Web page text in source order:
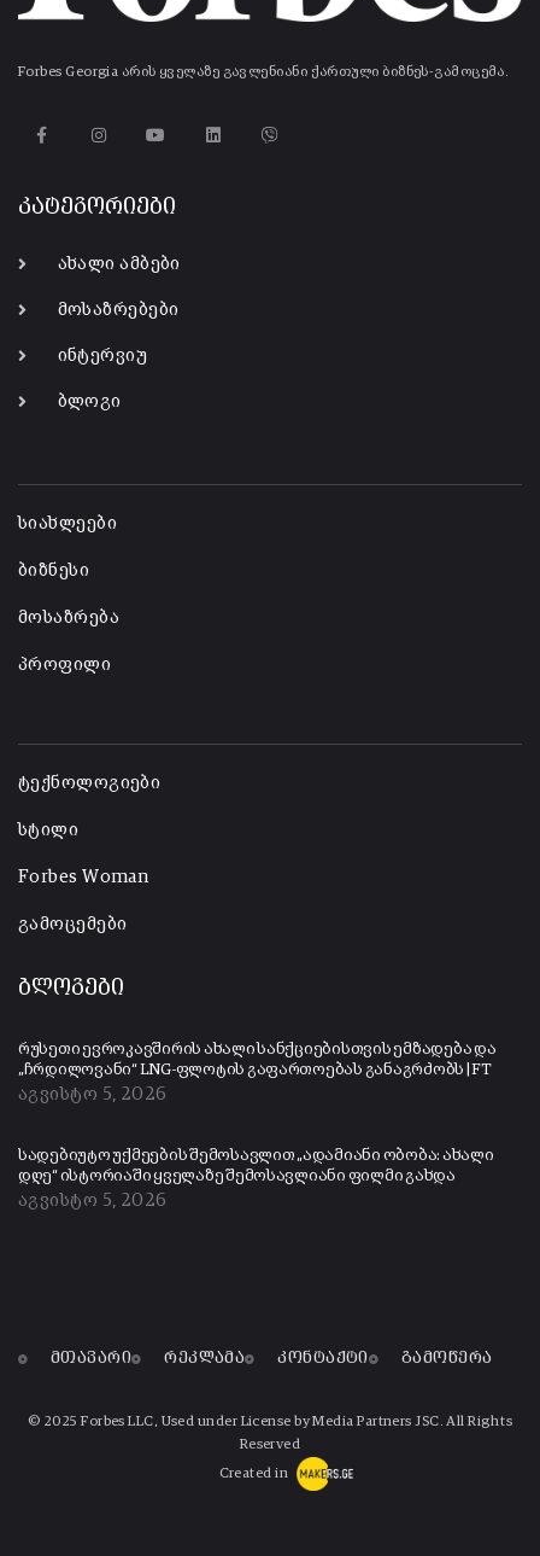
Forbes Georgia არის ყველაზე გავლენიანი ქართული ბიზნეს-გამოცემა.
კატეგორიები
ახალი ამბები
მოსაზრებები
ინტერვიუ
ბლოგი
სიახლეები
ბიზნესი
მოსაზრება
პროფილი
ტექნოლოგიები
სტილი
Forbes Woman
გამოცემები
ბლოგები
რუსეთი ევროკავშირის ახალი სანქციებისთვის ემზადება და
„ჩრდილოვანი“ LNG-ფლოტის გაფართოებას განაგრძობს | FT
აგვისტო 5, 2026
სადებიუტო უქმეების შემოსავლით „ადამიანი ობობა: ახალი
დღე“ ისტორიაში ყველაზე შემოსავლიანი ფილმი გახდა
აგვისტო 5, 2026
მთავარი რეკლამა კონტაქტი გამოწერა
© 2025 Forbes LLC, Used under License by Media Partners JSC. All Rights
Reserved
Created in